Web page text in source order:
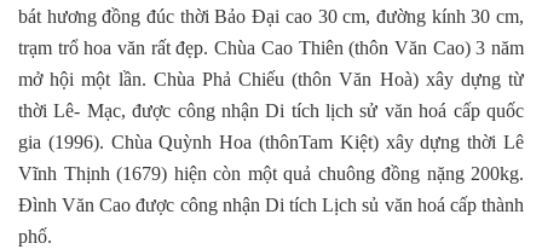
bát hương đồng đúc thời Bảo Đại cao 30 cm, đường kính 30 cm,
trạm trổ hoa văn rất đẹp. Chùa Cao Thiên (thôn Văn Cao) 3 năm
mở hội một lần. Chùa Phả Chiếu (thôn Văn Hoà) xây dựng từ
thời Lê- Mạc, được công nhận Di tích lịch sử văn hoá cấp quốc
gia (1996). Chùa Quỳnh Hoa (thônTam Kiệt) xây dựng thời Lê
Vĩnh Thịnh (1679) hiện còn một quả chuông đồng nặng 200kg.
Đình Văn Cao được công nhận Di tích Lịch sủ văn hoá cấp thành
phố.